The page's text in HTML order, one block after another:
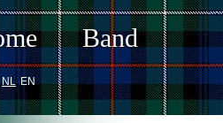
Band
nl en